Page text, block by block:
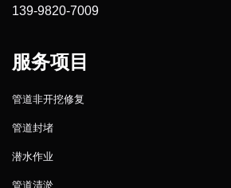
139-9820-7009
服务项目
管道非开挖修复
管道封堵
潜水作业
管道清淤